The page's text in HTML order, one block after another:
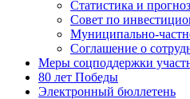
Статистика и прогноз
Совет по
Муниципально-
Соглашение о
Меры соцподдержки
80 лет Победы
Электронный бюллетень